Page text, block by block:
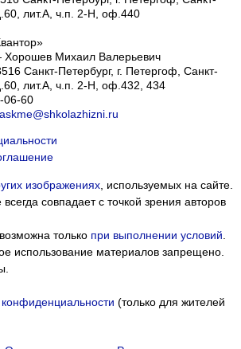
лит.А, ч.п. 2-Н, оф.440
Хорошев Михаил Валерьевич
Санкт-Петербург, г. Петергоф, Санкт-
лит.А, ч.п. 2-Н, оф.432, 434
06-60
askme@shkolazhizni.ru
изображениях, используемых на сайте.
совпадает с точкой зрения авторов
только при выполнении условий.
использование материалов запрещено.
(только для жителей